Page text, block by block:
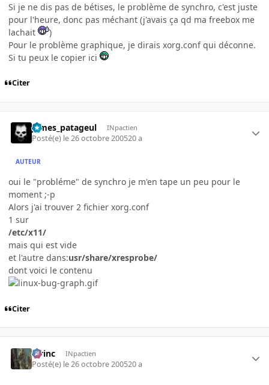
Si je ne dis pas de bétises, le problème de synchro, c'est juste
pour l'heure, donc pas méchant (j'avais ça qd ma freebox me
lachait
)
Pour le problème graphique, je dirais xorg.conf qui déconne.
Si tu peux le copier ici
Citer
james_patageul INpactien
Posté(e) le 26 octobre 200520 a
AUTEUR
oui le "probléme" de synchro je m'en tape un peu pour le
moment ;-p
Alors j'ai trouver 2 fichier xorg.conf
1 sur
/etc/x11/
mais qui est vide
et l'autre dans:usr/share/xresprobe/
dont voici le contenu
Citer
lorinc INpactien
Posté(e) le 26 octobre 200520 a